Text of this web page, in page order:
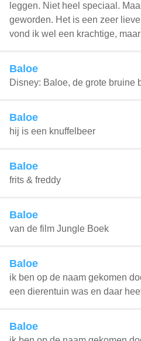
leggen. Niet heel speciaal.
geworden. Het is een zeer
vond ik wel een krachtige,
Baloe
Disney: Baloe, de grote bruine
Baloe
hij is een knuffelbeer
Baloe
frits & freddy
Baloe
van de film Jungle Boek
Baloe
ik ben op de naam gekomen
een dierentuin was en daar
Baloe